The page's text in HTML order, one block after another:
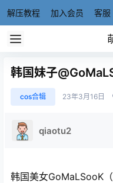
解压教程 加入会员 客服
韩国妹子
cos合辑 23年3月16日
qiaotu2
韩国美女GoMaLSooK（